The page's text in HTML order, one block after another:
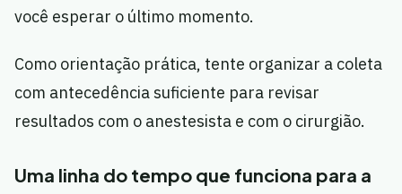
você esperar o último momento.
Como orientação prática, tente organizar a coleta
com antecedência suficiente para revisar
resultados com o anestesista e com o cirurgião.
Uma linha do tempo que funciona para a